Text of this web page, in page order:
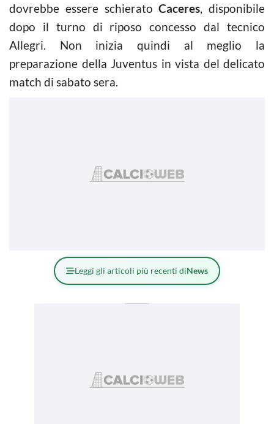
dovrebbe essere schieratoCaceres, disponibile
dopo il turno di riposo concesso dal tecnico
Allegri. Non inizia quindi al meglio la
preparazione della Juventus in vista del delicato
match di sabato sera.
Leggi gli articoli più recenti diNews